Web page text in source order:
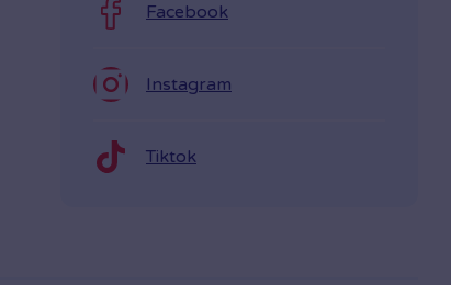
Facebook
Instagram
Tiktok